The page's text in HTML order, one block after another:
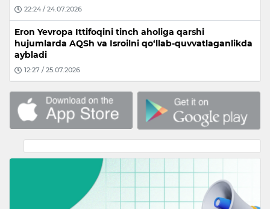
22:24 / 24.07.2026
Eron Yevropa Ittifoqini tinch aholiga qarshi
hujumlarda AQSh va Isroilni qo‘llab-quvvatlaganlikda
aybladi
12:27 / 25.07.2026